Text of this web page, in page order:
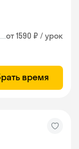
от 1590 ₽ / урок
время